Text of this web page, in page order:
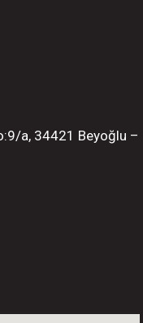
a, 34421 Beyoğlu –